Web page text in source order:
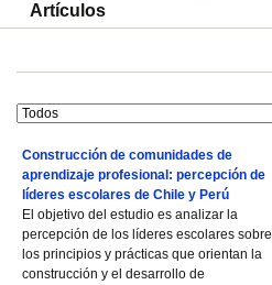
Artículos
Construcción de comunidades de
aprendizaje profesional: percepción de
líderes escolares de Chile y Perú
El objetivo del estudio es analizar la
percepción de los líderes escolares sobre
los principios y prácticas que orientan la
construcción y el desarrollo de